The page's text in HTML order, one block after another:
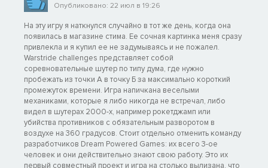
Опубликовано: 22 июл в 19:26
На эту игру я наткнулся случайно в тот же день, когда она
появилась в магазине стима. Ее сочная картинка меня сразу
привлекла и я купил ее не задумываясь и не пожалел.
Warstride challenges представляет собой
соревновательные шутер по типу дума, где нужно
пробежать из точки А в точку Б за максимально короткий
промежуток времени. Игра напичкана веселыми
механиками, которые я либо никогда не встречал, либо
видел в шутерах 2000-х, например рокетджамп или
убийства противников с обязательным разворотом в
воздухе на 360 градусов. Стоит отдельно отменить команду
разработчиков Dream Powered Games: их всего 3-ое
человек и они действительно знают свою работу. Это их
первый совместный проект и игра на столько вылизана, что